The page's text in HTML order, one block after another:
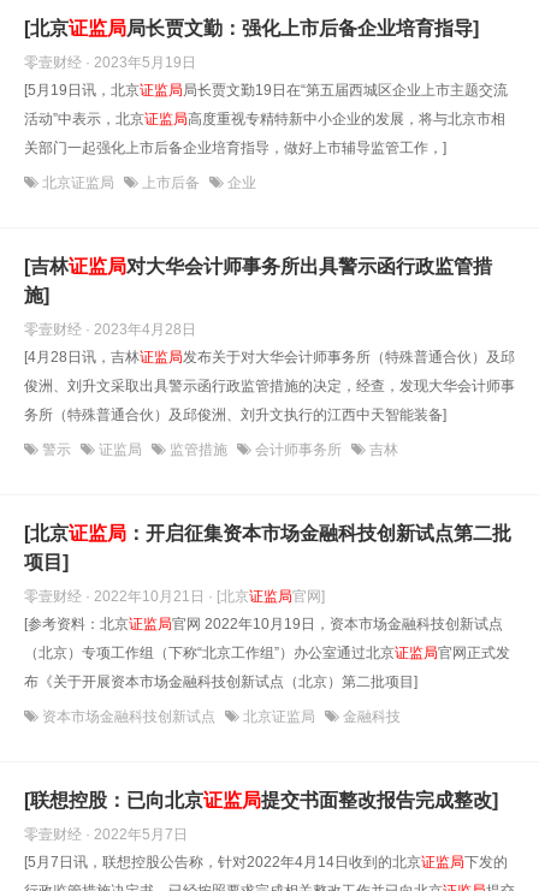
[北京证监局局长贾文勤：强化上市后备企业培育指导]
零壹财经 · 2023年5月19日
[5月19日讯，北京证监局局长贾文勤19日在“第五届西城区企业上市主题交流
活动”中表示，北京证监局高度重视专精特新中小企业的发展，将与北京市相
关部门一起强化上市后备企业培育指导，做好上市辅导监管工作，]
北京证监局 上市后备 企业
[吉林证监局对大华会计师事务所出具警示函行政监管措
施]
零壹财经 · 2023年4月28日
[4月28日讯，吉林证监局发布关于对大华会计师事务所（特殊普通合伙）及邱
俊洲、刘升文采取出具警示函行政监管措施的决定，经查，发现大华会计师事
务所（特殊普通合伙）及邱俊洲、刘升文执行的江西中天智能装备]
警示 证监局 监管措施 会计师事务所 吉林
[北京证监局 ：开启征集资本市场金融科技创新试点第二批
项目]
零壹财经 · 2022年10月21日 · [北京证监局官网]
[参考资料：北京证监局官网 2022年10月19日，资本市场金融科技创新试点
（北京）专项工作组（下称“北京工作组”）办公室通过北京证监局官网正式发
布《关于开展资本市场金融科技创新试点（北京）第二批项目]
资本市场金融科技创新试点 北京证监局 金融科技
[联想控股：已向北京证监局提交书面整改报告完成整改]
零壹财经 · 2022年5月7日
[5月7日讯，联想控股公告称，针对2022年4月14日收到的北京证监局下发的